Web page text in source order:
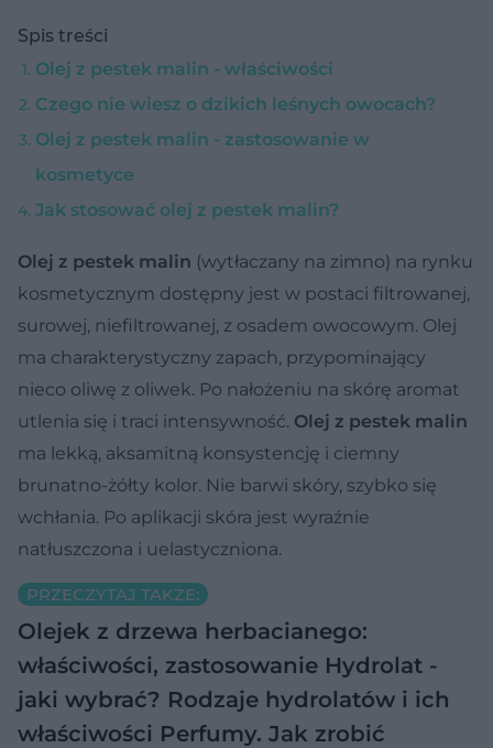
Spis treści
Olej z pestek malin - właściwości
Czego nie wiesz o dzikich leśnych owocach?
Olej z pestek malin - zastosowanie w
kosmetyce
Jak stosować olej z pestek malin?
Olej z pestek malin (wytłaczany na zimno) na rynku
kosmetycznym dostępny jest w postaci filtrowanej,
surowej, niefiltrowanej, z osadem owocowym. Olej
ma charakterystyczny zapach, przypominający
nieco oliwę z oliwek. Po nałożeniu na skórę aromat
utlenia się i traci intensywność. Olej z pestek malin
ma lekką, aksamitną konsystencję i ciemny
brunatno-żółty kolor. Nie barwi skóry, szybko się
wchłania. Po aplikacji skóra jest wyraźnie
natłuszczona i uelastyczniona.
PRZECZYTAJ TAKŻE:
Olejek z drzewa herbacianego:
właściwości, zastosowanie Hydrolat -
jaki wybrać? Rodzaje hydrolatów i ich
właściwości Perfumy. Jak zrobić